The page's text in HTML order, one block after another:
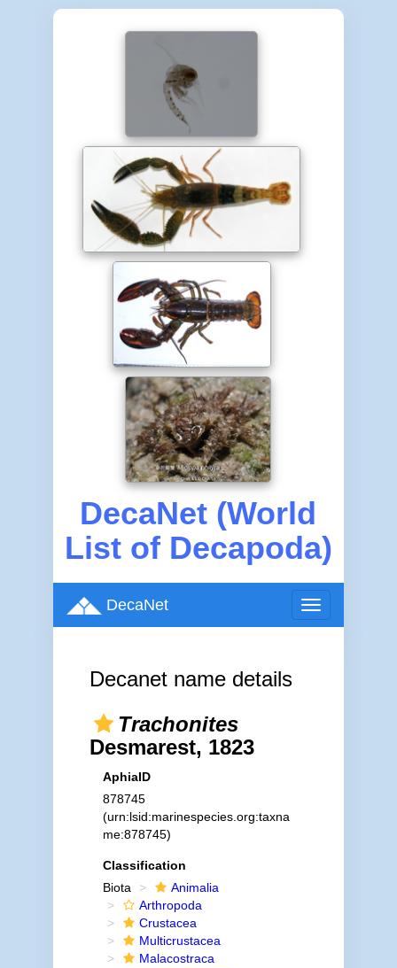
DecaNet (World
List of Decapoda)
Toggle
navigation
DecaNet
Decanet name details
Trachonites
Desmarest, 1823
AphiaID
878745
(urn:lsid:marinespecies.org:taxna
me:878745)
Classification
Biota
Animalia
Arthropoda
Crustacea
Multicrustacea
Malacostraca